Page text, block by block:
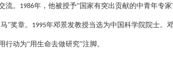
流。 1986年，他被授予“国家有突出贡献的中青年专家
”奖章。 1995年邓景发教授当选为中国科学院院士。
动为“用生命去做研究”注脚。